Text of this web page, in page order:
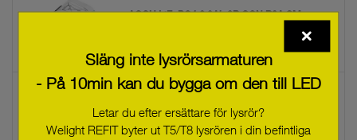
ACCU LiFePO4 6.0Ah 2B CON R2A SM
Accu-NiCd 3A 55
28002773
Släng inte lysrörsarmaturen
- På 10min kan du bygga om den till LED
Letar du efter ersättare för lysrör?
Welight REFIT byter ut T5/T8 lysrören i din befintliga